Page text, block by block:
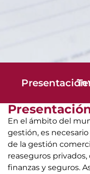
Presentación
En el ámbito del
gestión, es
de la gestión
reaseguros
finanzas y seguros.